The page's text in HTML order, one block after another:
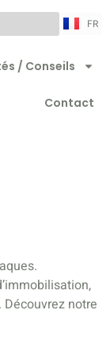
FR
RU
/ Conseils
Contact
notre